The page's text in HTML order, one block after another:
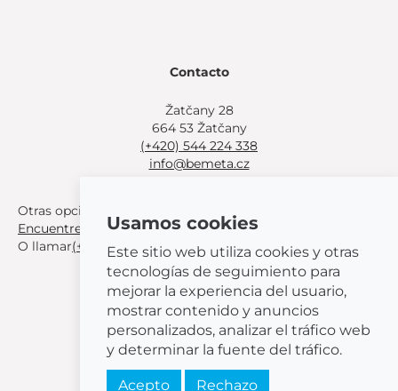
Contacto
Žatčany 28
664 53 Žatčany
(+420) 544 224 338
info@bemeta.cz
Otras opciones de compra:
Encuentre un distribuidor cerca de usted
O llamar(+420) 544 224 338.
© 2026 BEMETA
Usamos cookies
Este sitio web utiliza cookies y otras
tecnologías de seguimiento para
mejorar la experiencia del usuario,
mostrar contenido y anuncios
personalizados, analizar el tráfico web
y determinar la fuente del tráfico.
Acepto Rechazo